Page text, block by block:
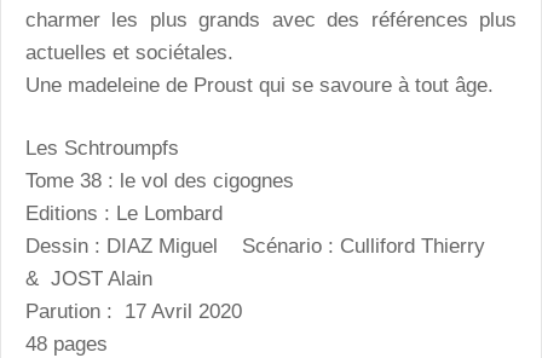
charmer les plus grands avec des références plus
actuelles et sociétales.
Une madeleine de Proust qui se savoure à tout âge.
Les Schtroumpfs
Tome 38 : le vol des cigognes
Editions : Le Lombard
Dessin : DIAZ Miguel Scénario : Culliford Thierry
& JOST Alain
Parution : 17 Avril 2020
48 pages